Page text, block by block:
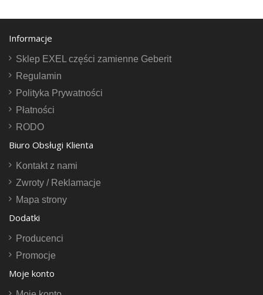
Informacje
Sklep EXEL części zamienne Geberit
Regulamin
Polityka Prywatności
Płatności
RODO
Biuro Obsługi Klienta
Kontakt z nami
Zwroty / Reklamacje
Mapa strony
Dodatki
Producenci
Promocje
Moje konto